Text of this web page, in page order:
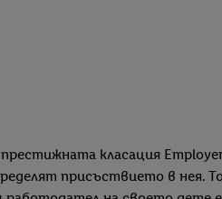
класация
присъствието в нея.